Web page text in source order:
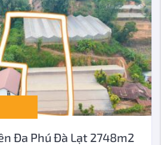
Đa Phú Đà Lạt 2748m2